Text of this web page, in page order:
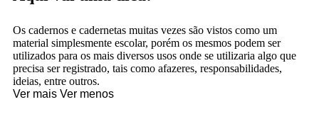
Os cadernos e cadernetas muitas vezes são vistos como um
material simplesmente escolar, porém os mesmos podem ser
utilizados para os mais diversos usos onde se utilizaria algo que
precisa ser registrado, tais como afazeres, responsabilidades,
ideias, entre outros.
Ver mais Ver menos